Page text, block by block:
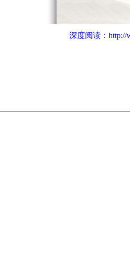
深度阅读： http://